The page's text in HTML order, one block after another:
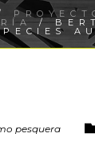
/
pesquera